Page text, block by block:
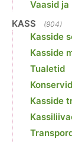
Vaasid
KASS (904)
Kasside
Kasside
Tualetid
Kasside